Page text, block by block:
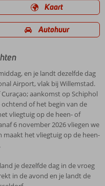
Kaart
Autohuur
en je landt dezelfde dag
Airport, vlak bij Willemstad.
aankomst op Schiphol
of het begin van de
vliegtuig op de heen- of
6 november 2026 vliegen we
maakt het vliegtuig op de heen-
je dezelfde dag in de vroeg
in de avond en je landt de